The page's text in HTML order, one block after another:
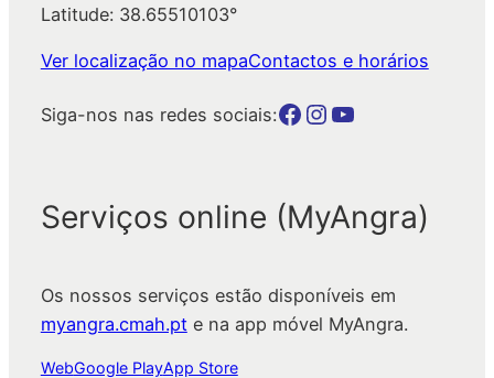
Latitude: 38.65510103°
Ver localização no mapaContactos e horários
Siga-nos nas redes sociais:Botão para a página da autarquia no Facebook Botão para a página da autarquia no Instagram Botão para a página da autarquia no Youtube
Serviços online (MyAngra)
Os nossos serviços estão disponíveis em
myangra.cmah.pt e na app móvel MyAngra.
WebGoogle PlayApp Store